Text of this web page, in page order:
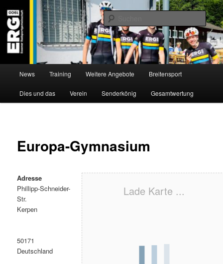
Inhalt
wechseln
ERG 1900 e.V
Willkommen bei der Essener Radsportgemeinschaft
News Training Weitere Angebote Breitensport
Dies und das Verein Senderkönig Gesamtwertung
Europa-Gymnasium
Lade Karte ...
Adresse
Phillipp-Schneider-
Str.
Kerpen
50171
Deutschland